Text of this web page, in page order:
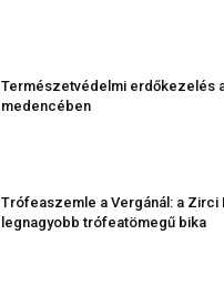
Természetvédelmi erdőkezelés
medencében
Trófeaszemle a Vergánál: a
legnagyobb trófeatömegű bika